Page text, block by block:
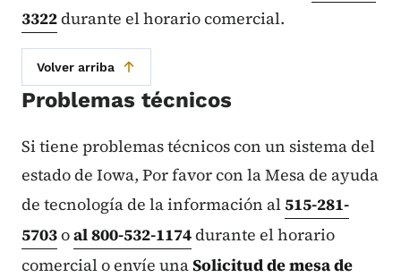
3322durante el horario comercial.
Volver arriba
Problemas técnicos
Si tiene problemas técnicos con un sistema del
estado de Iowa, Por favor con la Mesa de ayuda
de tecnología de la información al515-281-
5703oal 800-532-1174durante el horario
comercial o envíe unaSolicitud de mesa de